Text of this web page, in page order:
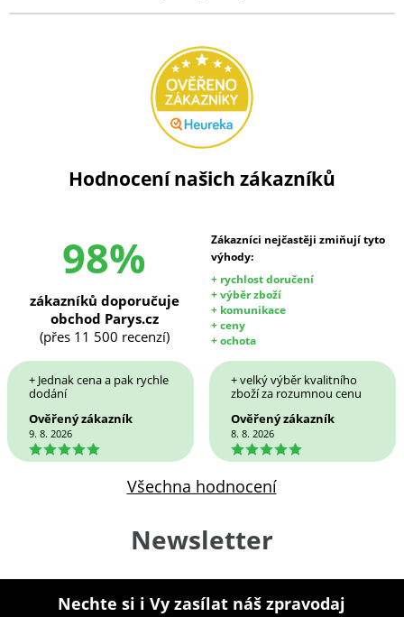
Hodnocení našich zákazníků
98%
Zákazníci nejčastěji zmiňují tyto
výhody:
+ rychlost doručení
+ výběr zboží
+ komunikace
+ ceny
+ ochota
zákazníků doporučuje
obchod Parys.cz
(přes 11 500 recenzí)
+ Jednak cena a pak rychle
dodání
Ověřený zákazník
9. 8. 2026
5
+ velký výběr kvalitního
zboží za rozumnou cenu
Ověřený zákazník
8. 8. 2026
5
Všechna hodnocení
Newsletter
Nechte si i Vy zasílat náš zpravodaj